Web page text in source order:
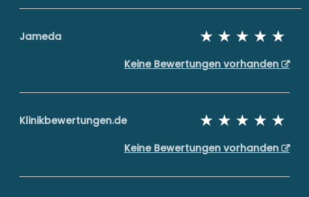
Jameda
Keine Bewertungen vorhanden
Klinikbewertungen.de
Keine Bewertungen vorhanden